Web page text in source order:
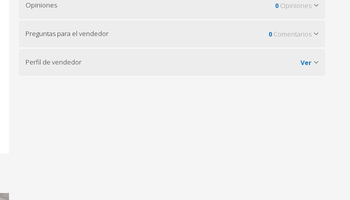
Opiniones 0 Opiniones
Preguntas para el vendedor 0 Comentarios
Perfil de vendedor Ver